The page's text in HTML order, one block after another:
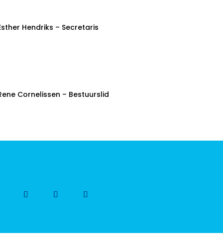
Hendriks – Secretaris
Cornelissen – Bestuurslid